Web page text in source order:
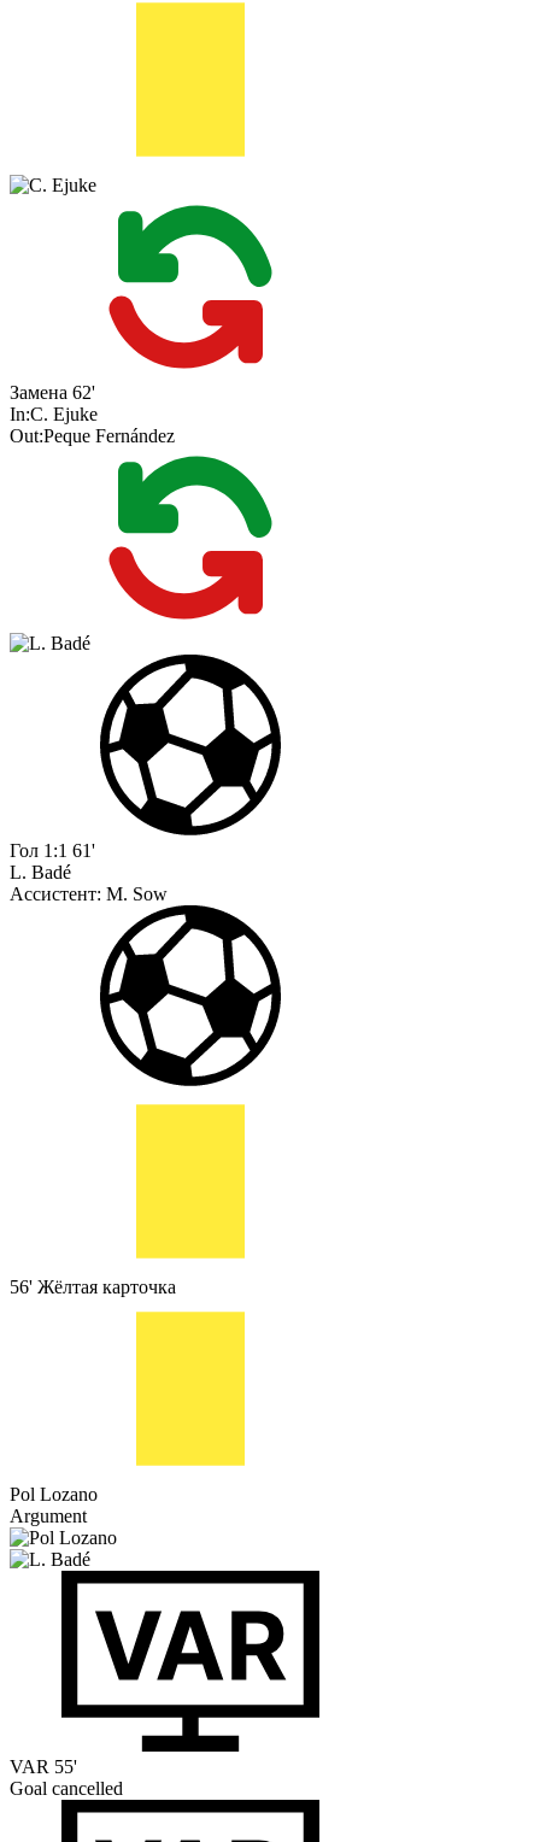
Замена 62'
In:C. Ejuke
Out:Peque Fernández
Гол 1:1 61'
L. Badé
Ассистент: M. Sow
56' Жёлтая карточка
Pol Lozano
Argument
VAR 55'
Goal cancelled